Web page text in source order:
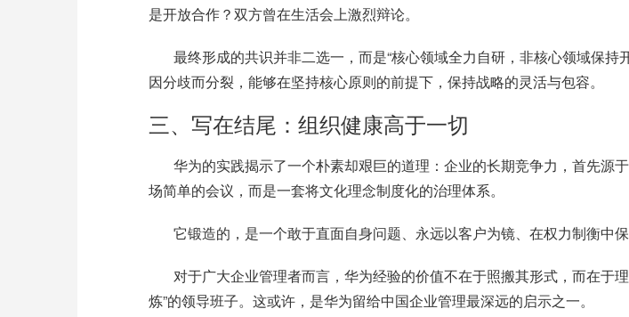
是开放合作？双方曾在生活会上激烈辩论。
最终形成的共识并非二选一，而是“核心领域全力自研，非核心领域保持
因分歧而分裂，能够在坚持核心原则的前提下，保持战略的灵活与包容。
三、 写在结尾：组织健康高于一切
华为的实践揭示了一个朴素却艰巨的道理：企业的长期竞争力，首先源
场简单的会议，而是一套将文化理念制度化的治理体系。
它锻造的，是一个敢于直面自身问题、永远以客户为镜、在权力制衡中
对于广大企业管理者而言，华为经验的价值不在于照搬其形式，而在于
炼”的领导班子。这或许，是华为留给中国企业管理最深远的启示之一。